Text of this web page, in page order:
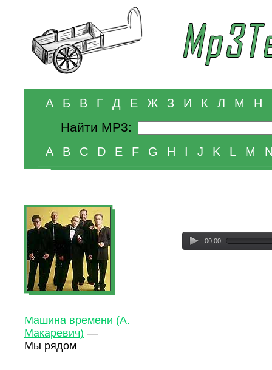
А Б В Г Д Е Ж З И К Л М Н
Найти MP3:
A B C D E F G H I J K L M
Машина времени (А.
Макаревич) —
Мы рядом
00:00